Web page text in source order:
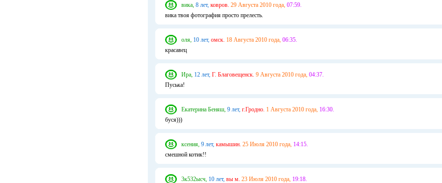
вика, 8 лет, ковров. 29 Августа 2010 года, 07:59.
вика твоя фотография просто прелесть.
оля, 10 лет, омск. 18 Августа 2010 года, 06:35.
красавец
Ира, 12 лет, Г. Благовещенск. 9 Августа 2010 года, 04:37.
Пуська!
Екатерина Беняш, 9 лет, г.Гродно. 1 Августа 2010 года, 16:30.
буся)))
ксения, 9 лет, камышин. 25 Июля 2010 года, 14:15.
смешной котик!!
3к532ысч, 10 лет, вы м. 23 Июля 2010 года, 19:18.